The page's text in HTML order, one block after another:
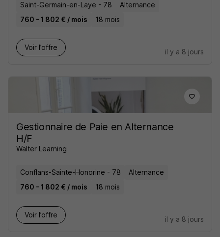
Saint-Germain-en-Laye - 78
Alternance
760 - 1 802 € / mois
18 mois
Voir l’offre
il y a 8 jours
Gestionnaire de Paie en Alternance
H/F
Walter Learning
Conflans-Sainte-Honorine - 78
Alternance
760 - 1 802 € / mois
18 mois
Voir l’offre
il y a 8 jours